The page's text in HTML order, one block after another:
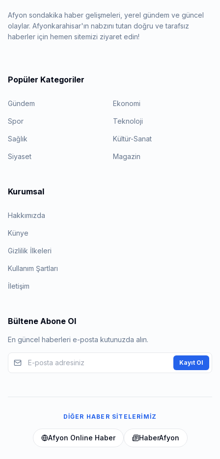
Afyon sondakika haber gelişmeleri, yerel gündem ve güncel
olaylar. Afyonkarahisar'ın nabzını tutan doğru ve tarafsız
haberler için hemen sitemizi ziyaret edin!
Popüler Kategoriler
Gündem Ekonomi
Spor Teknoloji
Sağlık Kültür-Sanat
Siyaset Magazin
Kurumsal
Hakkımızda
Künye
Gizlilik İlkeleri
Kullanım Şartları
İletişim
Bültene Abone Ol
En güncel haberleri e-posta kutunuzda alın.
Kayıt Ol
DIĞER HABER SITELERIMIZ
Afyon Online Haber HaberAfyon